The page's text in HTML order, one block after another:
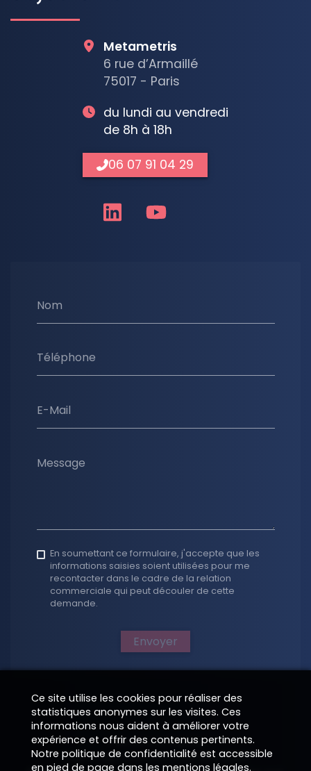
Nom
Téléphone
E-Mail
Message
En soumettant ce formulaire, j'accepte que les
informations saisies soient utilisées pour me
recontacter dans le cadre de la relation
commerciale qui peut découler de cette
demande.
Envoyer
Metametris
6 rue d’Armaillé
75017 - Paris
du lundi au vendredi
de 8h à 18h
06 07 91 04 29
Indications légales
—
Toute reproduction interdite 2026
Ce site utilise les cookies pour réaliser des
statistiques anonymes sur les visites. Ces
informations nous aident à améliorer votre
expérience et offrir des contenus pertinents.
Notre politique de confidentialité est accessible
en pied de page dans les mentions légales.